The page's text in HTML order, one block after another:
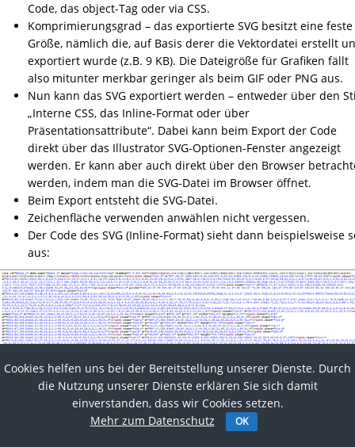
Code, das object-Tag oder via CSS.
Komprimierungsgrad – das exportierte SVG besitzt eine feste
Größe, nämlich die, auf Basis derer die Vektordatei erstellt
exportiert wurde (z.B. 9 KB). Die Dateigröße für Grafiken fällt
also mitunter merkbar geringer als beim GIF oder PNG aus.
Nun kann das SVG exportiert werden – entweder über den
„Interne CSS, das Inline-Format oder über
Präsentationsattribute“. Dabei kann beim Export der Code
direkt über das Illustrator SVG-Optionen-Fenster angezeigt
werden. Er kann aber auch direkt über den Browser
werden, indem man die SVG-Datei im Browser öffnet.
Beim Export entsteht die SVG-Datei.
Zeichenfläche verwenden anwählen nicht vergessen.
Der Code des SVG (Inline-Format) sieht dann beispielsweise
aus:
Cookies helfen uns bei der Bereitstellung unserer Dienste. Durch
die Nutzung unserer Dienste erklären Sie sich damit
einverstanden, dass wir Cookies setzen.
Mehr zum Datenschutz
OK